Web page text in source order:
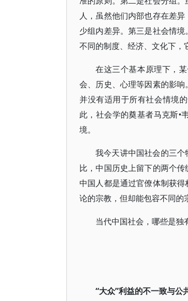
人，虽然他们内部也存在差
少组内差异。第三是社会情
不同的制度、经济、文化下，
在这三个基本原理下，
会、历史、心理等因素的影
并没有适用于所有社会情境
此，社会学的奠基者马克斯•
境。
我今天讲中国社会的三
比，中国历史上留下的两个
中国人都是通过官僚体制获
论的宗教，但却能包容不同的
当代中国社会，哪些是独
“大众”利益的不一致与公